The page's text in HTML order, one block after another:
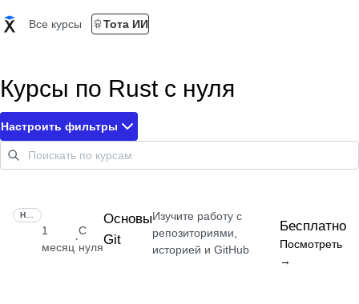
Все курсы Тота ИИ
Курсы по Rust с нуля
Настроить фильтры
1
месяц
·
С
нуля
Основы
Git
Изучите работу с
репозиториями,
историей и GitHub
Бесплатно
Посмотреть
→